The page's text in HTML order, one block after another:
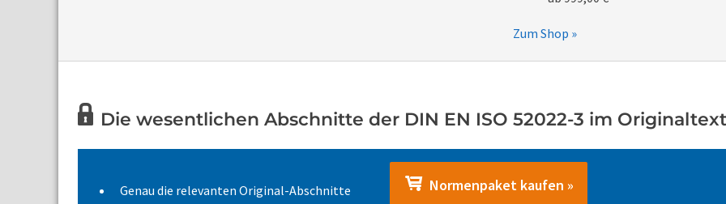
Zum Shop »
Die wesentlichen Abschnitte der DIN EN ISO 52022-3 im
Genau die relevanten Original-Abschnitte
Normenpaket kaufen »